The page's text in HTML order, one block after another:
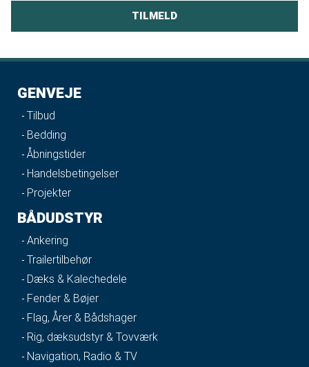
GENVEJE
Tilbud
Bedding
Åbningstider
Handelsbetingelser
Projekter
BÅDUDSTYR
Ankering
Trailertilbehør
Dæks & Kalechedele
Fender & Bøjer
Flag, Årer & Bådshager
Rig, dæksudstyr & Tovværk
Navigation, Radio & TV